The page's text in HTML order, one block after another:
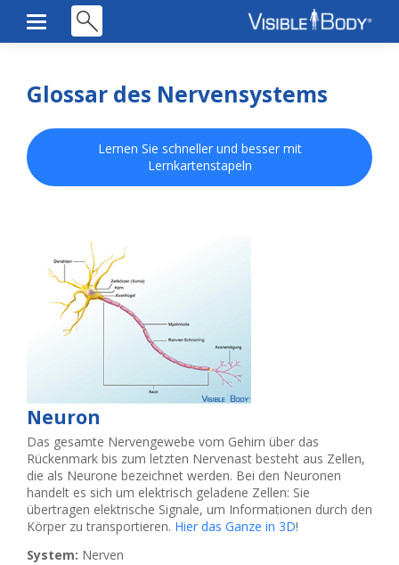
Glossar des Nervensystems
Lernen Sie schneller und besser mit
Lernkartenstapeln
Neuron
Das gesamte Nervengewebe vom Gehirn über das
Rückenmark bis zum letzten Nervenast besteht aus Zellen,
die als Neurone bezeichnet werden. Bei den Neuronen
handelt es sich um elektrisch geladene Zellen: Sie
übertragen elektrische Signale, um Informationen durch den
Körper zu transportieren. Hier das Ganze in 3D!
System: Nerven